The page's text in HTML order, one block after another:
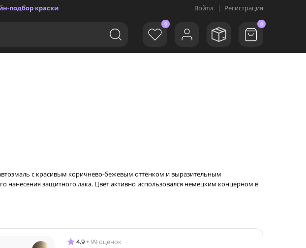
подбор краски Войти | Регистрация
0 0
с красивым коричнево-бежевым оттенком и выразительным
нанесения защитного лака. Цвет активно использовался немецким концерном в
4.9 99 оценок